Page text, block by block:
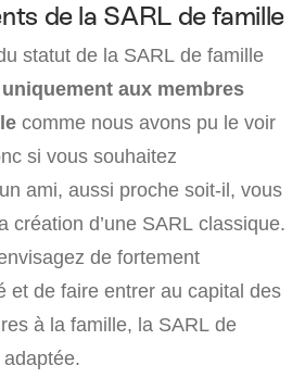
de la SARL de famille
statut de la SARL de famille
uniquement aux membres
comme nous avons pu le voir
si vous souhaitez
ami, aussi proche soit-il, vous
création d’une SARL classique.
de fortement
et de faire entrer au capital des
à la famille, la SARL de